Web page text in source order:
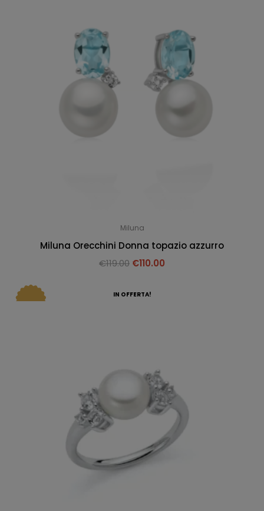
Miluna
Miluna Orecchini Donna topazio azzurro
€119.00 €110.00
IN OFFERTA!